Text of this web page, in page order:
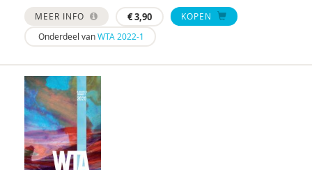
Ingrid Kruizinga
Sylvia Lammers
Jeanet Landsman
Hilde M. Geurts
Msc M. Keeven-Lelieveld
MEER INFO €3,90
KOPEN
Onderdeel vanWTA 2022-1